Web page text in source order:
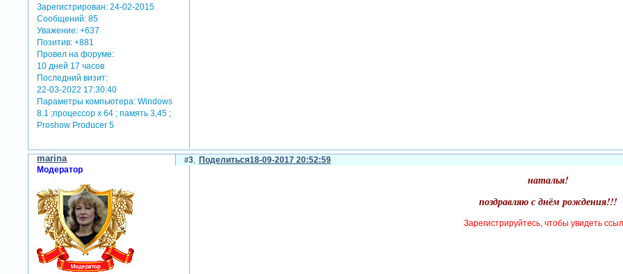
Зарегистрирован: 24-02-2015
Сообщений: 85
Уважение: +637
Позитив: +881
Провел на форуме:
10 дней 17 часов
Последний визит:
22-03-2022 17:30:40
Параметры компьютера: Windows
8.1 ;процессор х 64 ; память 3,45 ;
Proshow Producer 5
Поделиться
3 18-09-2017 20:52:59
marina
Модератор
наталья!
поздравляю с днём рождения!!!
Зарегистрируйтесь, чтобы увидеть